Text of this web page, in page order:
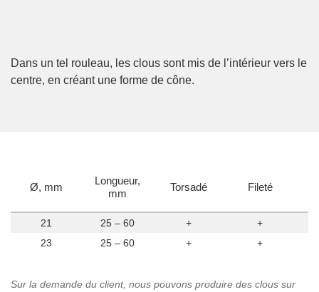
Dans un tel rouleau, les clous sont mis de l’intérieur vers le
centre, en créant une forme de cône.
Ø, mm
Longueur,
mm
Torsadé Fileté
21 25 – 60 +
+
23
25 – 60 + +
Sur la demande du client, nous pouvons produire des clous sur